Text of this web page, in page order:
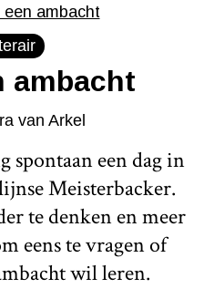
ambacht
van Arkel
spontaan een dag in
Meisterbacker.
te denken en meer
eens te vragen of
wil leren.